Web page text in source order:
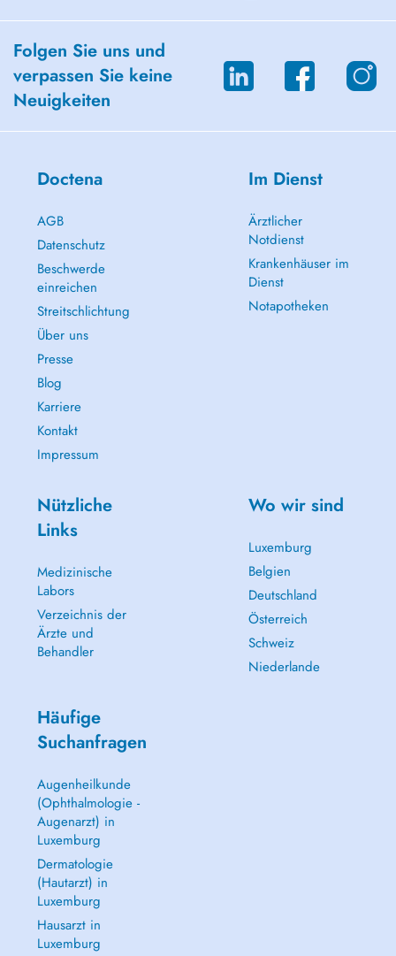
Folgen Sie uns und
verpassen Sie keine
Neuigkeiten
Doctena
AGB
Datenschutz
Beschwerde
einreichen
Streitschlichtung
Über uns
Presse
Blog
Karriere
Kontakt
Impressum
Im Dienst
Ärztlicher
Notdienst
Krankenhäuser im
Dienst
Notapotheken
Nützliche
Links
Medizinische
Labors
Verzeichnis der
Ärzte und
Behandler
Wo wir sind
Luxemburg
Belgien
Deutschland
Österreich
Schweiz
Niederlande
Häufige
Suchanfragen
Augenheilkunde
(Ophthalmologie -
Augenarzt) in
Luxemburg
Dermatologie
(Hautarzt) in
Luxemburg
Hausarzt in
Luxemburg